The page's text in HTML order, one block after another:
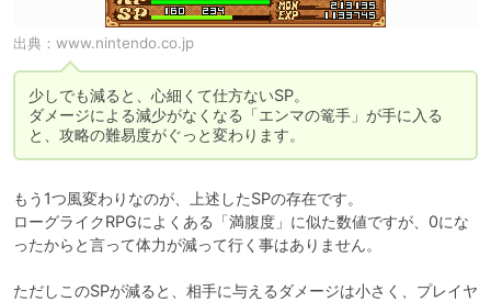
出典： www.nintendo.co.jp
少しでも減ると、心細くて仕方ないSP。
ダメージによる減少がなくなる「エンマの篭手」が手に入る
と、攻略の難易度がぐっと変わります。
もう1つ風変わりなのが、上述したSPの存在です。
ローグライクRPGによくある「満腹度」に似た数値ですが、0にな
ったからと言って体力が減って行く事はありません。
ただしこのSPが減ると、相手に与えるダメージは小さく、プレイヤ